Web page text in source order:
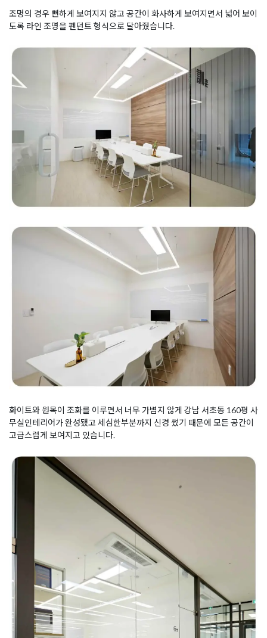
조명의 경우 뻔하게 보여지지 않고 공간이 화사하게 보여지면서 넓어 보이
도록 라인 조명을 펜던트 형식으로 달아줬습니다.
화이트와 원목이 조화를 이루면서 너무 가볍지 않게 강남 서초동 160평 사
무실인테리어가 완성됐고 세심한부분까지 신경 썼기 때문에 모든 공간이
고급스럽게 보여지고 있습니다.